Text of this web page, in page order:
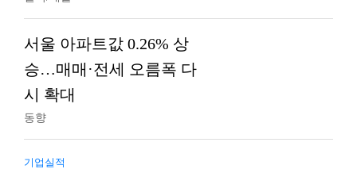
서울 아파트값 0.26% 상
승…매매·전세 오름폭 다
시 확대
동향
기업실적